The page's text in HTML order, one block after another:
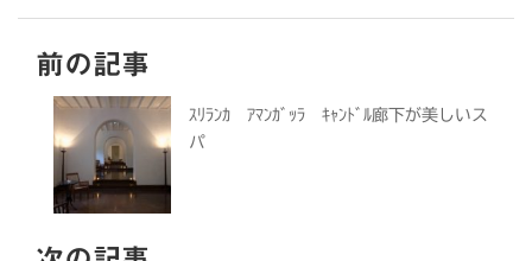
前の記事
ｽﾘﾗﾝｶ ｱﾏﾝｶﾞｯﾗ ｷｬﾝﾄﾞﾙ廊下が美しいス
パ